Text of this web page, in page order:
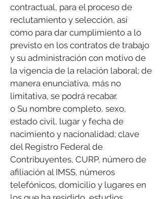
contractual, para el proceso de
reclutamiento y selección, así
como para dar cumplimiento a lo
previsto en los contratos de trabajo
y su administración con motivo de
la vigencia de la relación laboral; de
manera enunciativa, más no
limitativa, se podrá recabar.
o Su nombre completo, sexo,
estado civil, lugar y fecha de
nacimiento y nacionalidad; clave
del Registro Federal de
Contribuyentes, CURP, número de
afiliación al IMSS, números
telefónicos, domicilio y lugares en